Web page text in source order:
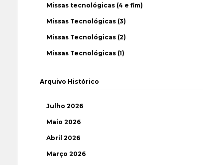
Missas tecnológicas (4 e fim)
Missas Tecnológicas (3)
Missas Tecnológicas (2)
Missas Tecnológicas (1)
Arquivo Histórico
Julho 2026
Maio 2026
Abril 2026
Março 2026